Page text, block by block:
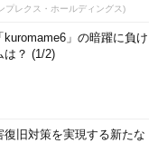
プレクス・ホールディングス)
」の暗躍に負け
は？ (1/2)
旧対策を実現する新たな